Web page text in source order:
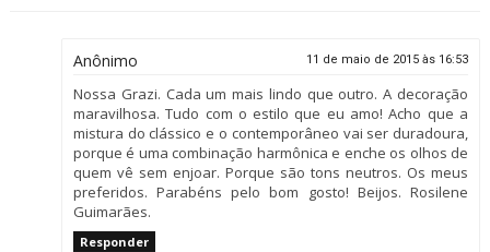
Anônimo 11 de maio de 2015 às 16:53
Nossa Grazi. Cada um mais lindo que outro. A decoração
maravilhosa. Tudo com o estilo que eu amo! Acho que a
mistura do clássico e o contemporâneo vai ser duradoura,
porque é uma combinação harmônica e enche os olhos de
quem vê sem enjoar. Porque são tons neutros. Os meus
preferidos. Parabéns pelo bom gosto! Beijos. Rosilene
Guimarães.
Responder